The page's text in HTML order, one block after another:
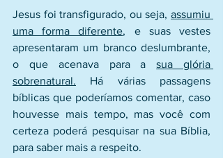
Jesus foi transfigurado, ou seja, assumiu
uma forma diferente, e suas vestes
apresentaram um branco deslumbrante,
o que acenava para a sua glória
sobrenatural. Há várias passagens
bíblicas que poderíamos comentar, caso
houvesse mais tempo, mas você com
certeza poderá pesquisar na sua Bíblia,
para saber mais a respeito.